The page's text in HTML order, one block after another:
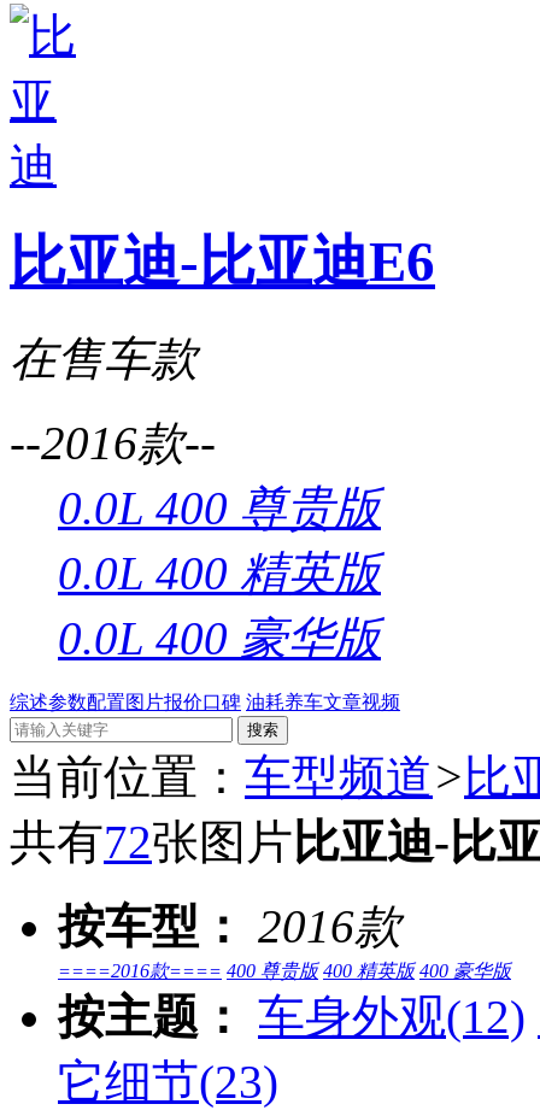
比亚迪-比亚迪E6
在售车款
--2016款--
0.0L 400 尊贵版
0.0L 400 精英版
0.0L 400 豪华版
综述参数配置图片报价口碑 油耗养车文章视频
当前位置： 车型频道> 比
共有72张图片 比亚迪-比
按车型： 2016款
====2016款==== 400 尊贵版 400 精英版 400 豪华版
按主题： 车身外观(12)
它细节(23)